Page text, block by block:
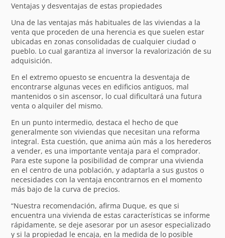
Ventajas y desventajas de estas propiedades
Una de las ventajas más habituales de las viviendas a la
venta que proceden de una herencia es que suelen estar
ubicadas en zonas consolidadas de cualquier ciudad o
pueblo. Lo cual garantiza al inversor la revalorización de su
adquisición.
En el extremo opuesto se encuentra la desventaja de
encontrarse algunas veces en edificios antiguos, mal
mantenidos o sin ascensor, lo cual dificultará una futura
venta o alquiler del mismo.
En un punto intermedio, destaca el hecho de que
generalmente son viviendas que necesitan una reforma
integral. Esta cuestión, que anima aún más a los herederos
a vender, es una importante ventaja para el comprador.
Para este supone la posibilidad de comprar una vivienda
en el centro de una población, y adaptarla a sus gustos o
necesidades con la ventaja encontrarnos en el momento
más bajo de la curva de precios.
“Nuestra recomendación, afirma Duque, es que si
encuentra una vivienda de estas características se informe
rápidamente, se deje asesorar por un asesor especializado
y si la propiedad le encaja, en la medida de lo posible